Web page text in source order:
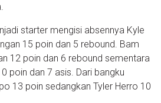
starter mengisi absennya Kyle
15 poin dan 5 rebound. Bam
12 poin dan 6 rebound sementara
poin dan 7 asis. Dari bangku
13 poin sedangkan Tyler Herro 10